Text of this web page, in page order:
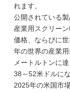
れます。
公開されている
産業用スクリー
価格、ならびに
年の世界の産業
メートルトンに
38～52米ドルに
2025年の米国市